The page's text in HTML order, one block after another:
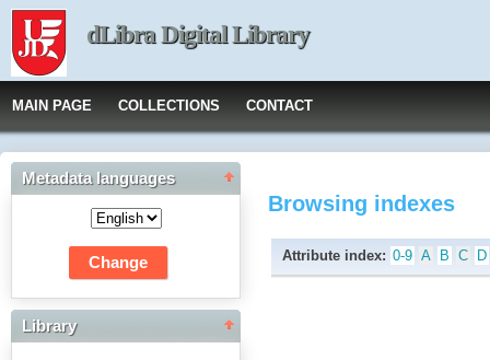
dLibra Digital Library
MAIN PAGE COLLECTIONS CONTACT
Metadata languages
Library
Browsing indexes
Attribute index: 0-9 A B C D